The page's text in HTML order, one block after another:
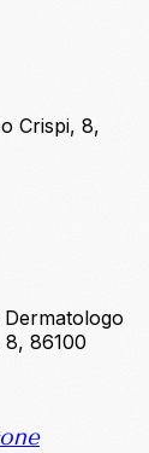
Crispi, 8,
Dermatologo
8, 86100